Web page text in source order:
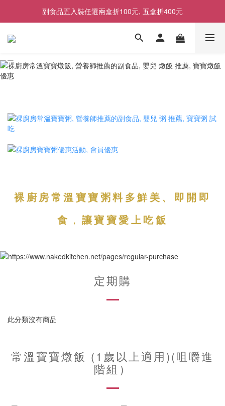
2026商品售價調整公告｜9月1日起適用
副食品五入裝任選兩盒折100元, 五盒折400元
2026商品售價調整公告｜9月1日起適用
裸廚房常溫寶寶粥料多鮮美、即開即
食 ， 讓寶寶愛上吃飯
定期購
此分類沒有商品
常溫寶寶燉飯 (1歲以上適用)(咀嚼進
階組）